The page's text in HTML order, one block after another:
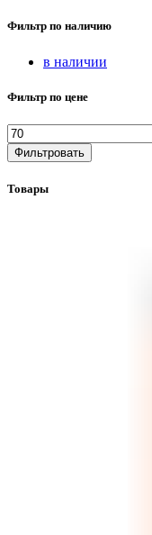
Фильтр по наличию
в наличии
Фильтр по цене
Фильтровать
Товары